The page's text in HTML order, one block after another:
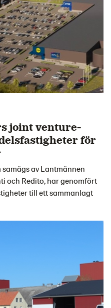
joint venture-
för
av Lantmännen
och Redito, har genomfört
till ett sammanlagt